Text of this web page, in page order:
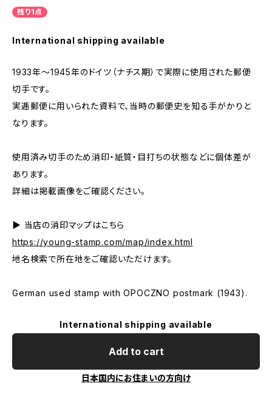
残り1点
International shipping available
1933年～1945年のドイツ（ナチス期）で実際に使用された郵便
切手です。
実逓郵便に用いられた資料で、当時の郵便史を知る手がかりと
なります。
使用済み切手のため消印・紙質・目打ちの状態などに個体差が
あります。
詳細は掲載画像をご確認ください。
▶ 当店の消印マップはこちら
https://young-stamp.com/map/index.html
地名検索で所在地をご確認いただけます。
German used stamp with OPOCZNO postmark (1943).
International shipping available
Add to cart
日本国内にお住まいの方向け